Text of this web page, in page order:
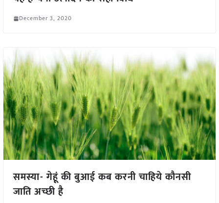
December 3, 2020
समस्या- गेहूं की बुआई कब करनी चाहिये कौनसी
जाति अच्छी है